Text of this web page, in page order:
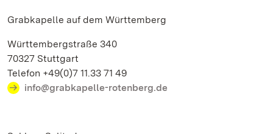
Grabkapelle auf dem Württemberg
Württembergstraße 340
70327 Stuttgart
Telefon +49(0)7 11.33 71 49
info@grabkapelle-rotenberg.de